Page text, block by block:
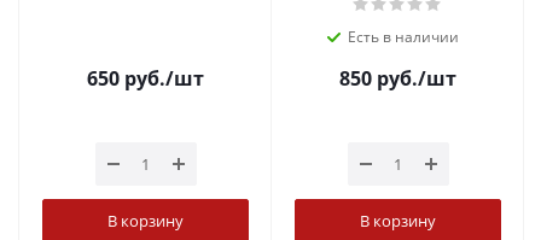
650 руб./шт
В корзину
Есть в наличии
850 руб./шт
В корзину